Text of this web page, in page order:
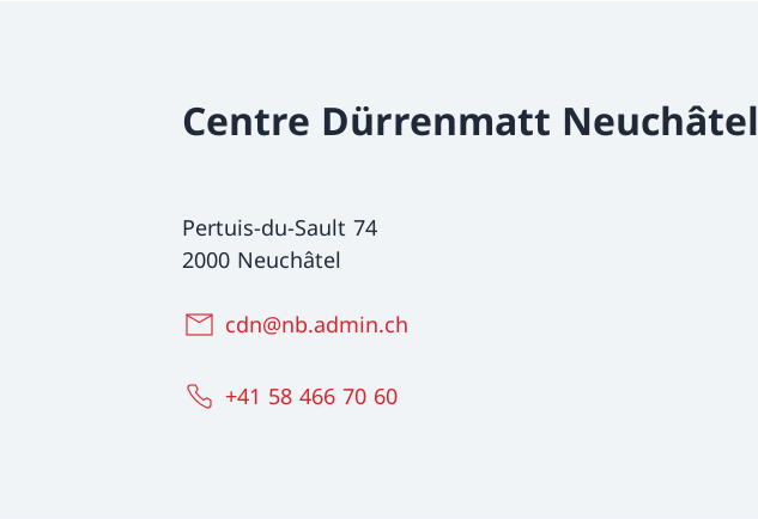
Centre Dürrenmatt Neuchâtel
Pertuis-du-Sault 74
2000 Neuchâtel
cdn@nb.admin.ch
+41 58 466 70 60